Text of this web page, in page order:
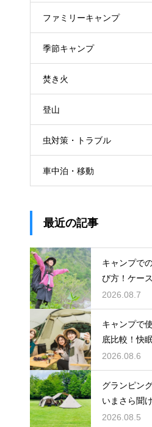
ファミリーキャンプ
季節キャンプ
焚き火
登山
虫対策・トラブル
車中泊・移動
最近の記事
キャンプで
び方！ケー
2026.08.7
キャンプで
底比較！快
2026.08.6
グランピン
いまさら聞
術
2026.08.5